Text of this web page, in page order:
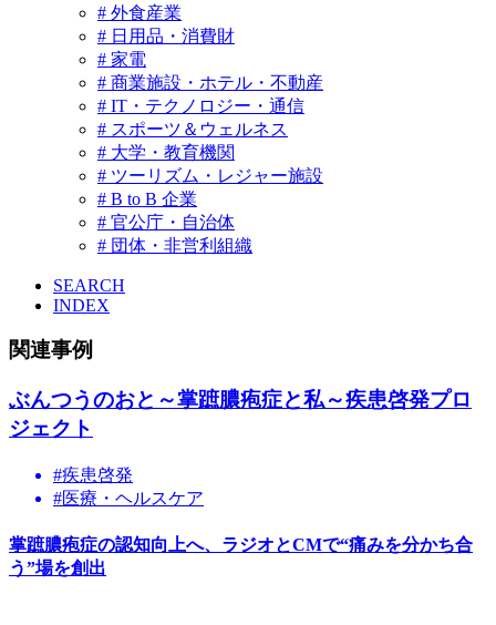
# 外食産業
# 日用品・消費財
# 家電
# 商業施設・ホテル・不動産
# IT・テクノロジー・通信
# スポーツ＆ウェルネス
# 大学・教育機関
# ツーリズム・レジャー施設
# B to B 企業
# 官公庁・自治体
# 団体・非営利組織
SEARCH
INDEX
関連事例
ぶんつうのおと～掌蹠膿疱症と私～疾患啓発プロ
ジェクト
#疾患啓発
#医療・ヘルスケア
掌蹠膿疱症の認知向上へ、ラジオとCMで“痛みを分かち合
う”場を創出